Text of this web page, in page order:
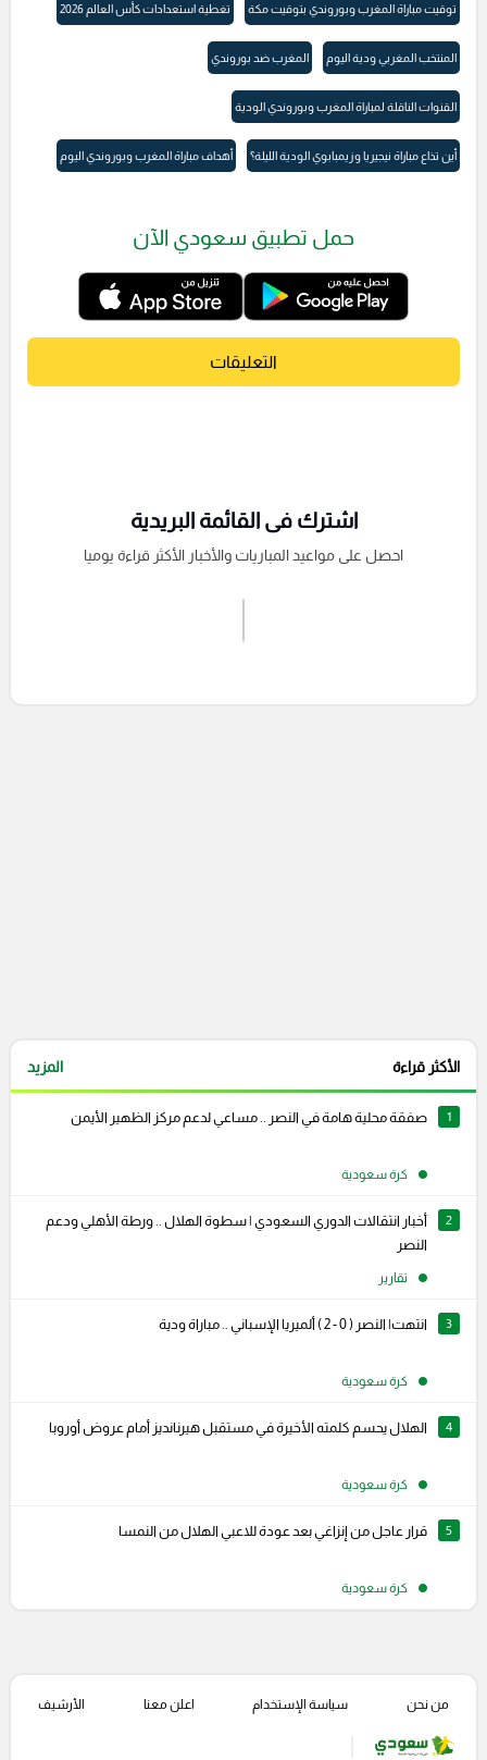
توقيت مباراة المغرب وبوروندي بتوقيت مكة تغطية استعدادات كأس العالم 2026
المنتخب المغربي ودية اليوم المغرب ضد بوروندي
القنوات الناقلة لمباراة المغرب وبوروندي الودية
أين تذاع مباراة نيجيريا وزيمبابوي الودية الليلة؟ أهداف مباراة المغرب وبوروندي اليوم
حمل تطبيق سعودي الآن
التعليقات
اشترك فى القائمة البريدية
احصل على مواعيد المباريات والأخبار الأكثر قراءة يوميا
الأكثر قراءة المزيد
1 صفقة محلية هامة في النصر .. مساعي لدعم مركز الظهير الأيمن
كرة سعودية
2
أخبار انتقالات الدوري السعودي | سطوة الهلال .. ورطة الأهلي ودعم
النصر
تقارير
3 انتهت| النصر ( 0 - 2 ) ألميريا الإسباني .. مباراة ودية
كرة سعودية
4 الهلال يحسم كلمته الأخيرة في مستقبل هيرنانديز أمام عروض أوروبا
كرة سعودية
5 قرار عاجل من إنزاغي بعد عودة للاعبي الهلال من النمسا
كرة سعودية
من نحن سياسة الإستخدام اعلن معنا الأرشيف